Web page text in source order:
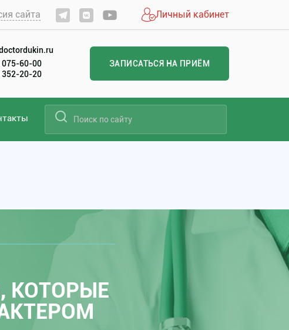
сайта Личный кабинет
075-60-00
352-20-20
ЗАПИСАТЬСЯ НА ПРИЁМ
КОТОРЫЕ